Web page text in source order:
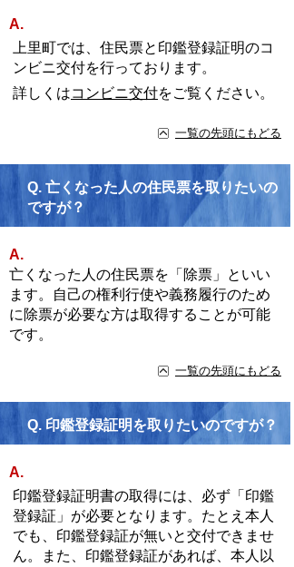
A.
上里町では、住民票と印鑑登録証明のコ
ンビニ交付を行っております。
詳しくはコンビニ交付をご覧ください。
一覧の先頭にもどる
Q. 亡くなった人の住民票を取りたいの
ですが？
A.
亡くなった人の住民票を「除票」といい
ます。自己の権利行使や義務履行のため
に除票が必要な方は取得することが可能
です。
一覧の先頭にもどる
Q. 印鑑登録証明を取りたいのですが？
A.
印鑑登録証明書の取得には、必ず「印鑑
登録証」が必要となります。たとえ本人
でも、印鑑登録証が無いと交付できませ
ん。また、印鑑登録証があれば、本人以